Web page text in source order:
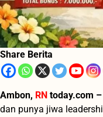
Share Berita
Ambon, RN today.com –
dan punya jiwa